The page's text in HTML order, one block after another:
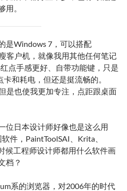
用。
是Windows 7，可以搭配
客户机，就像我用其他任何笔记
点手感更好、自带功能键，只是
和耗电，但还是挺流畅的。
是也使我更加专注，点距跟桌面
位日本设计师好像也是这么用
件，PaintToolSAI、Krita、
候工程师设计师都用什么软件画
档？
系的浏览器，对2006年的时代